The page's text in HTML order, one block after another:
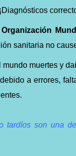
Organización
sanitaria no
muertes y
a errores,
tardíos son una